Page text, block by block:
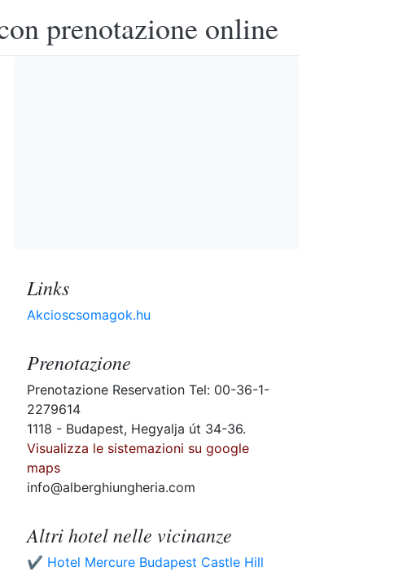
prenotazione online
Links
Akcioscsomagok.hu
Prenotazione
Prenotazione Reservation Tel: 00-36-1-
2279614
1118 - Budapest, Hegyalja út 34-36.
Visualizza le sistemazioni su google
maps
info@alberghiungheria.com
Altri hotel nelle vicinanze
✔️ Hotel Mercure Budapest Castle Hill